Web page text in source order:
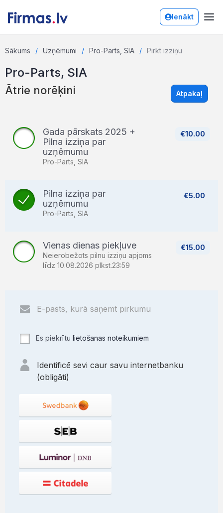
Ienākt
Sākums Uzņēmumi Pro-Parts, SIA Pirkt izziņu
Pro-Parts, SIA
Ātrie norēķini Atpakaļ
€10.00
Gada pārskats 2025 +
Pilna izziņa par
uzņēmumu
Pro-Parts, SIA
€5.00
Pilna izziņa par
uzņēmumu
Pro-Parts, SIA
€15.00
Vienas dienas piekļuve
Neierobežots pilnu izziņu apjoms
līdz 10.08.2026 plkst.23:59
Es piekrītu lietošanas noteikumiem
Identificē sevi caur savu internetbanku
(obligāti)